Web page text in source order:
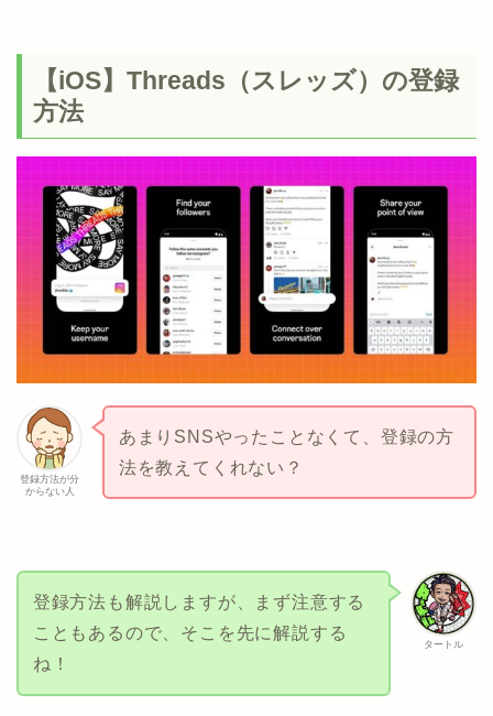
【iOS】Threads（スレッズ）の登録
方法
登録方法が分
からない人
あまりSNSやったことなくて、登録の方
法を教えてくれない？
タートル
登録方法も解説しますが、まず注意する
こともあるので、そこを先に解説する
ね！